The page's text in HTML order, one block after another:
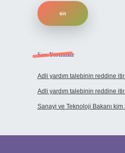
Son Yorumlar
Adli yardım talebinin reddine
Adli yardım talebinin reddine
Sanayi ve Teknoloji Bakanı kim